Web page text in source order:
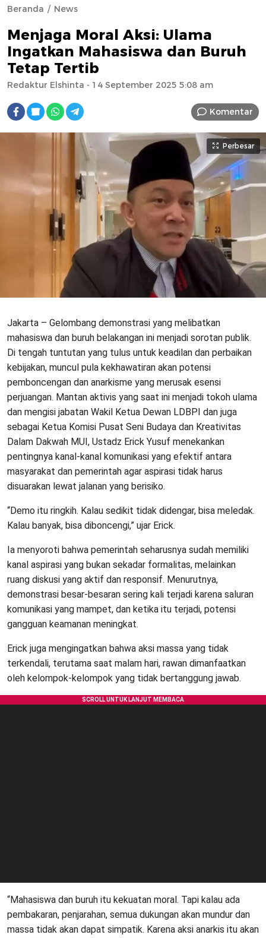
Beranda News
Menjaga Moral Aksi: Ulama
Ingatkan Mahasiswa dan Buruh
Tetap Tertib
Redaktur Elshinta - 14 September 2025 5:08 am
Komentar
Perbesar
Jakarta – Gelombang demonstrasi yang melibatkan
mahasiswa dan buruh belakangan ini menjadi sorotan publik.
Di tengah tuntutan yang tulus untuk keadilan dan perbaikan
kebijakan, muncul pula kekhawatiran akan potensi
pemboncengan dan anarkisme yang merusak esensi
perjuangan. Mantan aktivis yang saat ini menjadi tokoh ulama
dan mengisi jabatan Wakil Ketua Dewan LDBPI dan juga
sebagai Ketua Komisi Pusat Seni Budaya dan Kreativitas
Dalam Dakwah MUI, Ustadz Erick Yusuf menekankan
pentingnya kanal-kanal komunikasi yang efektif antara
masyarakat dan pemerintah agar aspirasi tidak harus
disuarakan lewat jalanan yang berisiko.
“Demo itu ringkih. Kalau sedikit tidak didengar, bisa meledak.
Kalau banyak, bisa diboncengi,” ujar Erick.
Ia menyoroti bahwa pemerintah seharusnya sudah memiliki
kanal aspirasi yang bukan sekadar formalitas, melainkan
ruang diskusi yang aktif dan responsif. Menurutnya,
demonstrasi besar-besaran sering kali terjadi karena saluran
komunikasi yang mampet, dan ketika itu terjadi, potensi
gangguan keamanan meningkat.
Erick juga mengingatkan bahwa aksi massa yang tidak
terkendali, terutama saat malam hari, rawan dimanfaatkan
oleh kelompok-kelompok yang tidak bertanggung jawab.
“Mahasiswa dan buruh itu kekuatan moral. Tapi kalau ada
pembakaran, penjarahan, semua dukungan akan mundur dan
massa tidak akan dapat simpatik. Karena aksi anarkis itu akan